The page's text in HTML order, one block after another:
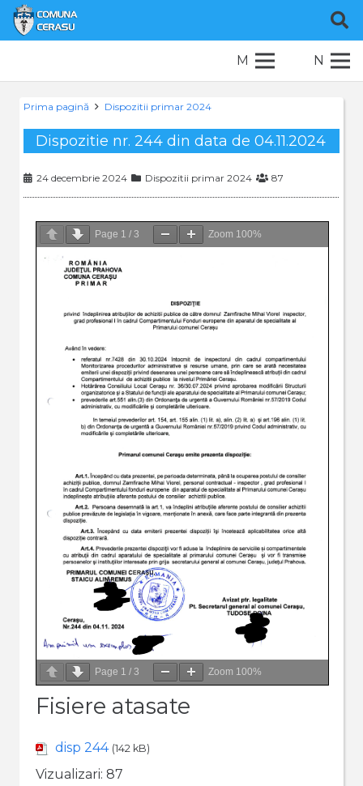
M N
Prima pagină Dispozitii primar 2024
Dispozitie nr. 244 din data de 04.11.2024
24 decembrie 2024 Dispozitii primar 2024 87
Page 1 / 3 Zoom 100%
Page 1 / 3 Zoom 100%
Fisiere atasate
disp 244 (142 kB)
Vizualizari: 87